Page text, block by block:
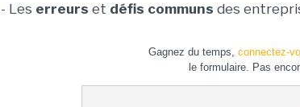
- Les erreurs et défis communs des
Gagnez du temps, connectez-
le formulaire. Pas